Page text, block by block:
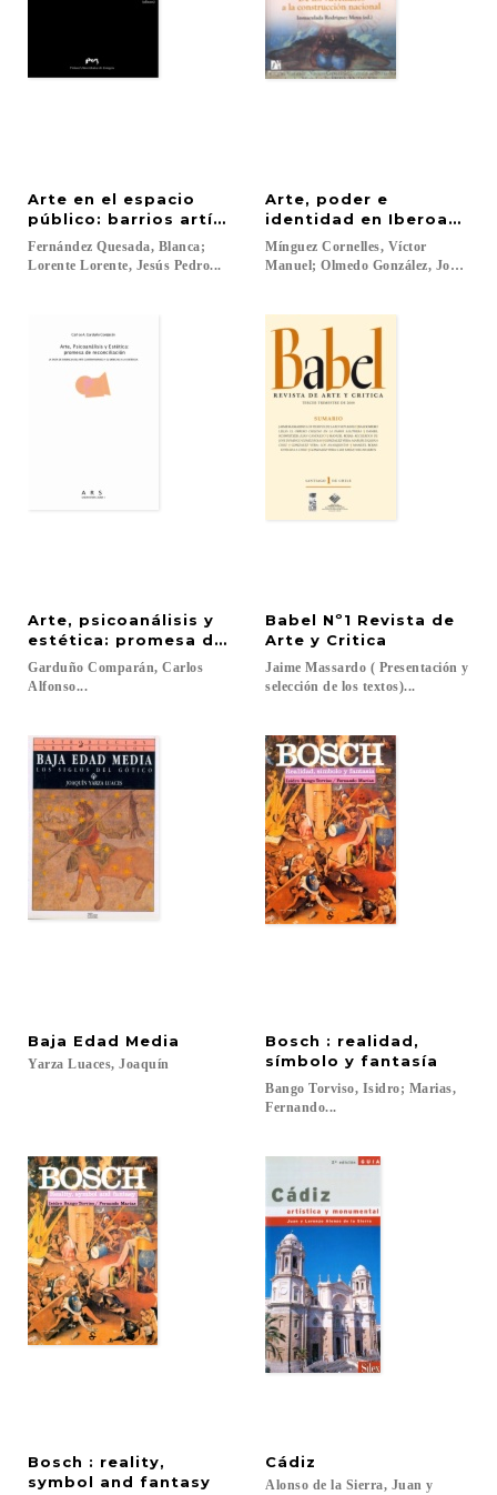
Arte en el espacio
público: barrios artísticos y revitalización urbana
Fernández Quesada, Blanca;
Lorente Lorente, Jesús Pedro...
Arte, poder e
identidad en
Mínguez Cornelles, Víctor
Manuel; Olmedo González, José De
Arte, psicoanálisis y
estética: promesa de reconciliación
Garduño Comparán, Carlos
Alfonso...
Babel Nº1 Revista de
Arte y Critica
Jaime Massardo ( Presentación y
selección de los textos)...
Baja Edad Media
Yarza Luaces, Joaquín
Bosch : realidad,
símbolo y fantasía
Bango Torviso, Isidro; Marias,
Fernando...
Bosch : reality,
symbol and fantasy
Cádiz
Alonso de la Sierra, Juan y